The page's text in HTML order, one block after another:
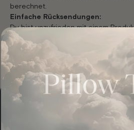
berechnet.
Einfache Rücksendungen:
Du bist unzufrieden mit einem
auf support@my7sundays.com und
Lösung. Oder erstelle Dir ganz
die Rücksendung (nur für
SEVEN SUNDAYS Retouren Portal